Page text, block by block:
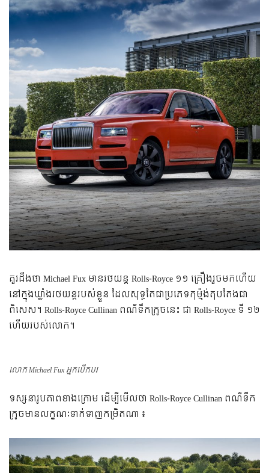
គួរ​ដឹង​ថា​ Michael Fux មាន​រថយន្ត​ Rolls-Royce ១១ គ្រឿង​រួច​មក​ហើយ​
នៅ​ក្នុង​ឃ្លាំង​រថយន្ត​របស់​ខ្លួន​ ដែល​សុទ្ធ​តែ​ជា​ប្រភេទ​កុម្ម៉ង់​តុបតែង​ជា​
ពិសេស។ Rolls-Royce Cullinan ពណ៌​ទឹក​ក្រូច​នេះ ជា Rolls-Royce ទី ១២
ហើយ​របស់​លោក។
លោក Michael Fux អ្នកបើកបរ
​​​​​ទស្សនា​​រូបភាព​ខាង​ក្រោម ដើម្បី​មើល​ថា​ Rolls-Royce Cullinan ពណ៌​ទឹក​
ក្រូច​មាន​​លក្ខណៈ​ទាក់ទាញ​កម្រិត​ណា ៖